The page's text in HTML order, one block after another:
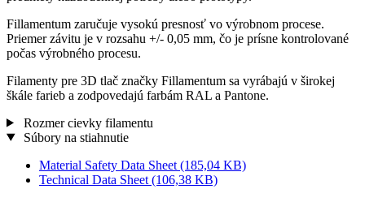
Fillamentum zaručuje vysokú presnosť vo výrobnom procese.
Priemer závitu je v rozsahu +/- 0,05 mm, čo je prísne kontrolované
počas výrobného procesu.
Filamenty pre 3D tlač značky Fillamentum sa vyrábajú v širokej
škále farieb a zodpovedajú farbám RAL a Pantone.
Rozmer cievky filamentu
Súbory na stiahnutie
Material Safety Data Sheet (185,04 KB)
Technical Data Sheet (106,38 KB)